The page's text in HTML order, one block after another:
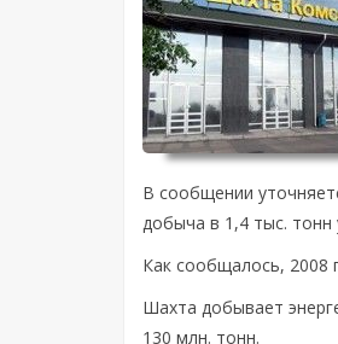
В сообщении
добыча в 1,4 тыс. тонн
Как сообщалось, 2008
Шахта добывает
130 млн. тонн.